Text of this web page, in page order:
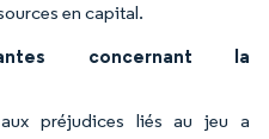
en capital.
concernant la
préjudices liés au jeu a